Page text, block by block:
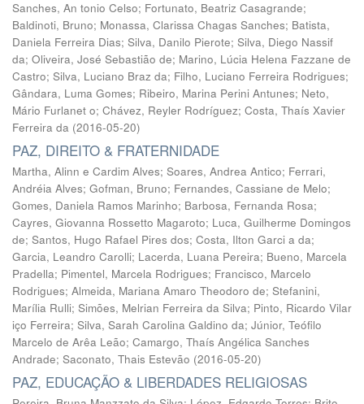
Sanches, An tonio Celso; Fortunato, Beatriz Casagrande;
Baldinoti, Bruno; Monassa, Clarissa Chagas Sanches; Batista,
Daniela Ferreira Dias; Silva, Danilo Pierote; Silva, Diego Nassif
da; Oliveira, José Sebastião de; Marino, Lúcia Helena Fazzane de
Castro; Silva, Luciano Braz da; Filho, Luciano Ferreira Rodrigues;
Gândara, Luma Gomes; Ribeiro, Marina Perini Antunes; Neto,
Mário Furlanet o; Chávez, Reyler Rodríguez; Costa, Thaís Xavier
Ferreira da (2016-05-20)
PAZ, DIREITO & FRATERNIDADE
Martha, Alinn e Cardim Alves; Soares, Andrea Antico; Ferrari,
Andréia Alves; Gofman, Bruno; Fernandes, Cassiane de Melo;
Gomes, Daniela Ramos Marinho; Barbosa, Fernanda Rosa;
Cayres, Giovanna Rossetto Magaroto; Luca, Guilherme Domingos
de; Santos, Hugo Rafael Pires dos; Costa, Ilton Garci a da;
Garcia, Leandro Carolli; Lacerda, Luana Pereira; Bueno, Marcela
Pradella; Pimentel, Marcela Rodrigues; Francisco, Marcelo
Rodrigues; Almeida, Mariana Amaro Theodoro de; Stefanini,
Marília Rulli; Simões, Melrian Ferreira da Silva; Pinto, Ricardo Vilar
iço Ferreira; Silva, Sarah Carolina Galdino da; Júnior, Teófilo
Marcelo de Arêa Leão; Camargo, Thaís Angélica Sanches
Andrade; Saconato, Thais Estevão (2016-05-20)
PAZ, EDUCAÇÃO & LIBERDADES RELIGIOSAS